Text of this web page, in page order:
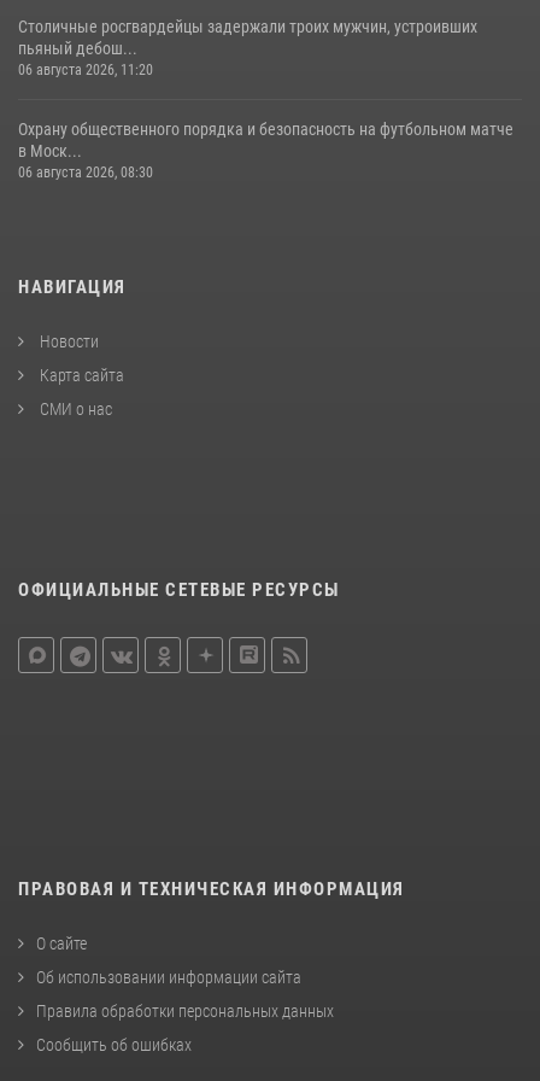
Столичные росгвардейцы задержали троих мужчин, устроивших
пьяный дебош...
06 августа 2026, 11:20
Охрану общественного порядка и безопасность на футбольном матче
в Моск...
06 августа 2026, 08:30
НАВИГАЦИЯ
Новости
Карта сайта
СМИ о нас
ОФИЦИАЛЬНЫЕ СЕТЕВЫЕ РЕСУРСЫ
ПРАВОВАЯ И ТЕХНИЧЕСКАЯ ИНФОРМАЦИЯ
О сайте
Об использовании информации сайта
Правила обработки персональных данных
Сообщить об ошибках